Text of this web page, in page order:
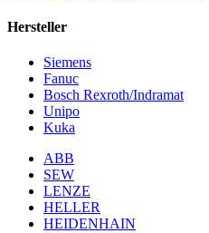
Hersteller
Siemens
Fanuc
Bosch Rexroth/Indramat
Unipo
Kuka
ABB
SEW
LENZE
HELLER
HEIDENHAIN